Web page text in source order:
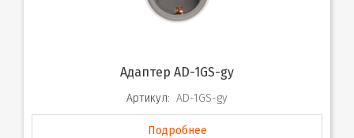
Адаптер AD-1GS-gy
Артикул: AD-1GS-gy
Подробнее